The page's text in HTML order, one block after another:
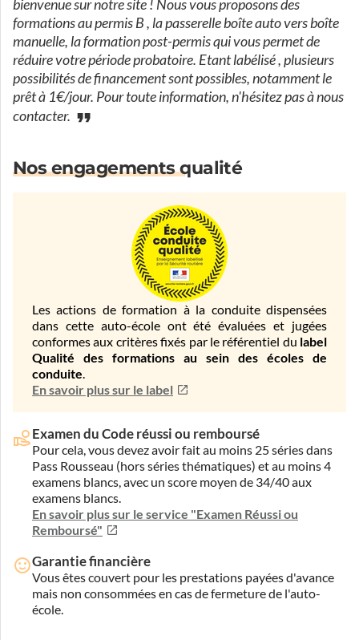
bienvenue sur notre site ! Nous vous proposons des
formations au permis B , la passerelle boîte auto vers boîte
manuelle, la formation post-permis qui vous permet de
réduire votre période probatoire. Etant labélisé , plusieurs
possibilités de financement sont possibles, notamment le
prêt à 1€/jour. Pour toute information, n'hésitez pas à nous
contacter.
Nos engagements qualité
Les actions de formation à la conduite dispensées
dans cette auto-école ont été évaluées et jugées
conformes aux critères fixés par le référentiel du label
Qualité des formations au sein des écoles de
conduite.
En savoir plus sur le label
Examen du Code réussi ou remboursé
Pour cela, vous devez avoir fait au moins 25 séries dans
Pass Rousseau (hors séries thématiques) et au moins 4
examens blancs, avec un score moyen de 34/40 aux
examens blancs.
En savoir plus sur le service "Examen Réussi ou
Remboursé"
Garantie financière
Vous êtes couvert pour les prestations payées d'avance
mais non consommées en cas de fermeture de l'auto-
école.